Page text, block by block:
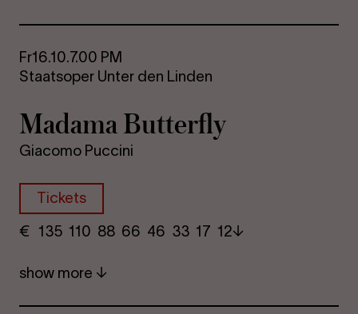
Fr16.10.7.00 PM
Staatsoper Unter den Linden
Madama But­ter­fly
Giacomo Puccini
Tickets
€ ​ 135 110 88​ 66 46 33​ 17 12
show more